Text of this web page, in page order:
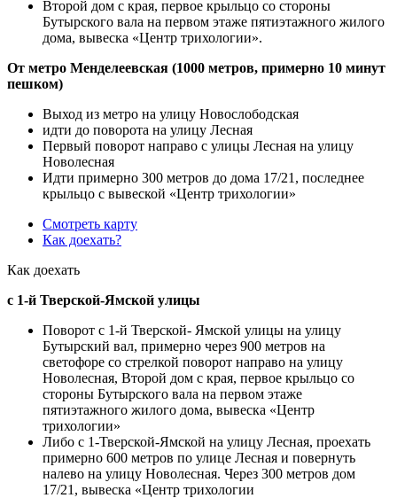
Второй дом с края, первое крыльцо со стороны
Бутырского вала на первом этаже пятиэтажного жилого
дома, вывеска «Центр трихологии».
От метро Менделеевская (1000 метров, примерно 10 минут
пешком)
Выход из метро на улицу Новослободская
идти до поворота на улицу Лесная
Первый поворот направо с улицы Лесная на улицу
Новолесная
Идти примерно 300 метров до дома 17/21, последнее
крыльцо с вывеской «Центр трихологии»
Смотреть карту
Как доехать?
Как доехать
с 1-й Тверской-Ямской улицы
Поворот с 1-й Тверской- Ямской улицы на улицу
Бутырский вал, примерно через 900 метров на
светофоре со стрелкой поворот направо на улицу
Новолесная, Второй дом с края, первое крыльцо со
стороны Бутырского вала на первом этаже
пятиэтажного жилого дома, вывеска «Центр
трихологии»
Либо с 1-Тверской-Ямской на улицу Лесная, проехать
примерно 600 метров по улице Лесная и повернуть
налево на улицу Новолесная. Через 300 метров дом
17/21, вывеска «Центр трихологии